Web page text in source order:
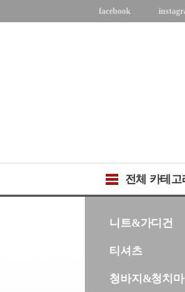
facebook
전체 카테고
니트&가디건
티셔츠
청바지&청치마